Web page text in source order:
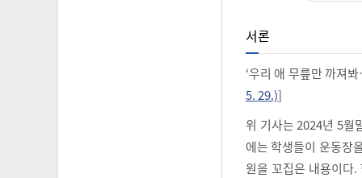
서론
‘우리 애 무릎만 까져
5. 29.)]
위 기사는 2024년 5월
에는 학생들이 운동장
원을 꼬집은 내용이다